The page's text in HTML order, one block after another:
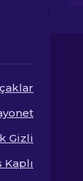
Gizli
Kaplı